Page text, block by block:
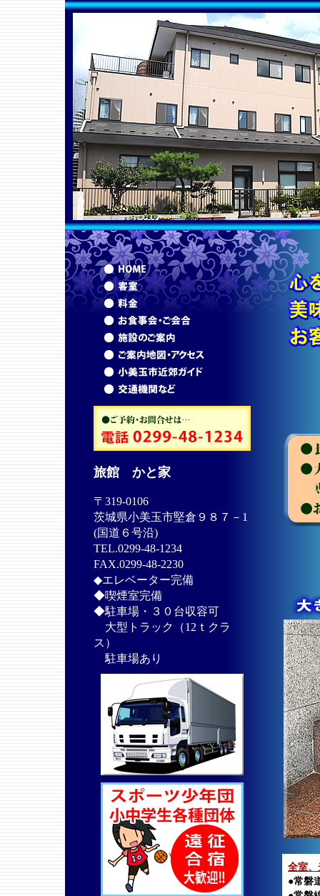
旅館 かと家
〒319-0106
茨城県小美玉市堅倉９８７－1
(国道６号沿)
TEL.0299-48-1234
FAX.0299-48-2230
◆エレベーター完備
◆喫煙室完備
◆駐車場・３０台収容可
大型トラック（12ｔクラ
ス）
駐車場あり
全室
●常磐